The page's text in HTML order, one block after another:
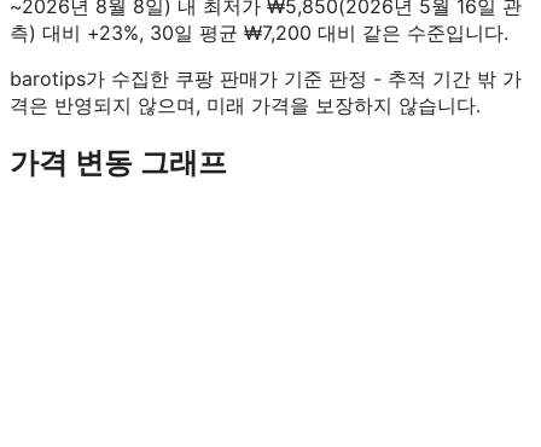
~2026년 8월 8일) 내 최저가 ₩5,850(2026년 5월 16일 관
측) 대비 +23%, 30일 평균 ₩7,200 대비 같은 수준입니다.
barotips가 수집한 쿠팡 판매가 기준 판정 - 추적 기간 밖 가
격은 반영되지 않으며, 미래 가격을 보장하지 않습니다.
가격 변동 그래프